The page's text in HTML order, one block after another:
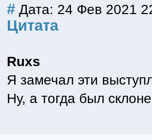
# Дата: 24 Фев 2021
Цитата
Ruxs
Я замечал эти
Ну, а тогда был